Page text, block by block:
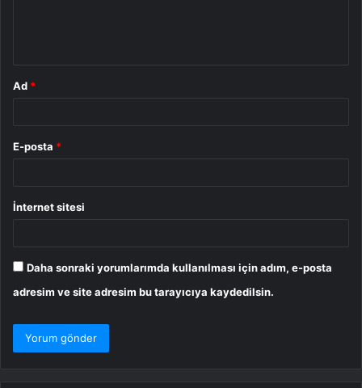
Ad *
E-posta *
İnternet sitesi
Daha sonraki yorumlarımda kullanılması için adım, e-posta
adresim ve site adresim bu tarayıcıya kaydedilsin.